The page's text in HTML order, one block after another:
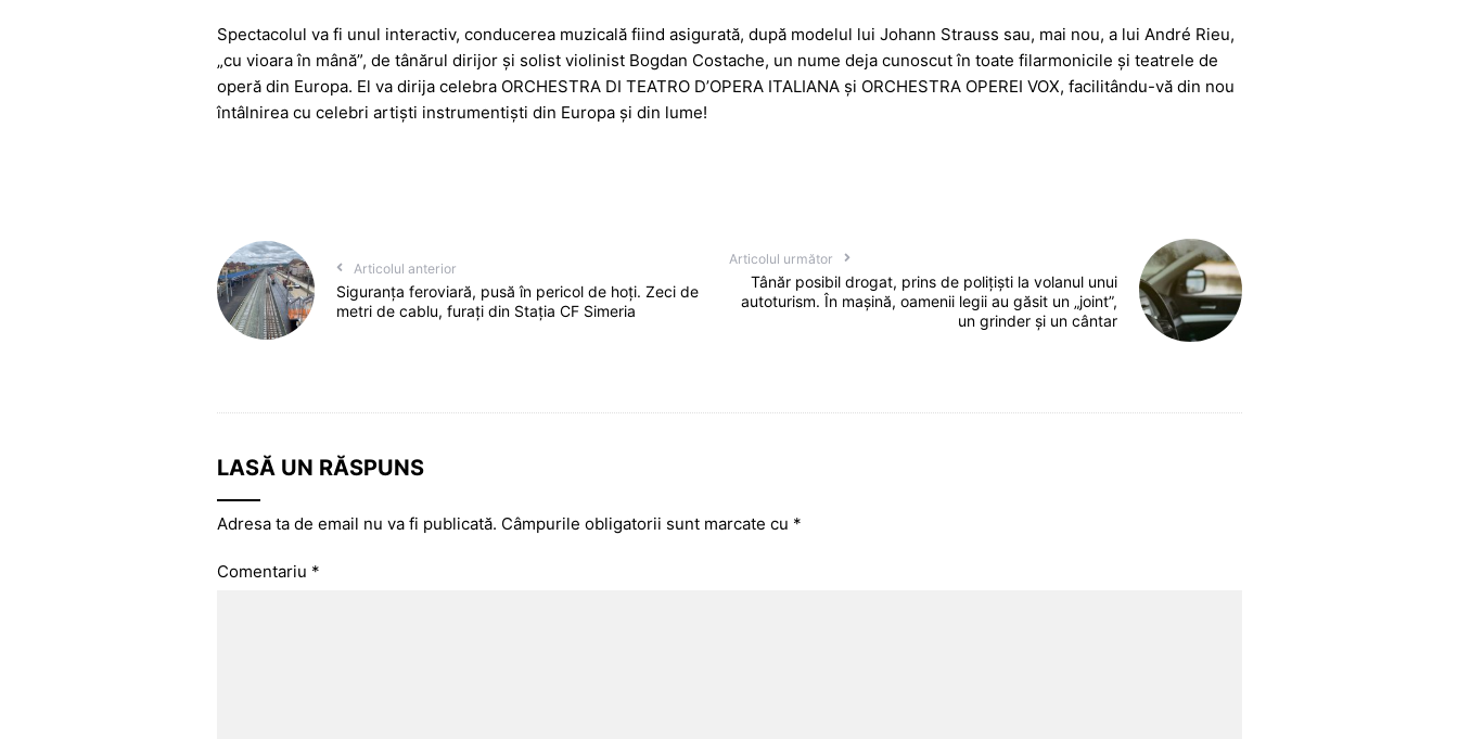
Spectacolul va fi unul interactiv, conducerea muzicală fiind asigurată, după modelul lui Johann Strauss sau, mai nou, a lui André Rieu,
„cu vioara în mână”, de tânărul dirijor şi solist violinist Bogdan Costache, un nume deja cunoscut în toate filarmonicile şi teatrele de
operă din Europa. El va dirija celebra ORCHESTRA DI TEATRO D’OPERA ITALIANA și ORCHESTRA OPEREI VOX, facilitându-vă din nou
întâlnirea cu celebri artiști instrumentiști din Europa și din lume!
Articolul anterior
Siguranța feroviară, pusă în pericol de hoți. Zeci de
metri de cablu, furați din Stația CF Simeria
Articolul următor
Tânăr posibil drogat, prins de polițiști la volanul unui
autoturism. În mașină, oamenii legii au găsit un „joint”,
un grinder și un cântar
LASĂ UN RĂSPUNS
Adresa ta de email nu va fi publicată. Câmpurile obligatorii sunt marcate cu *
Comentariu *